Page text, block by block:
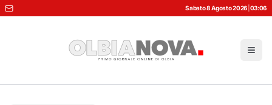
Sabato 8 Agosto 2026 03:06